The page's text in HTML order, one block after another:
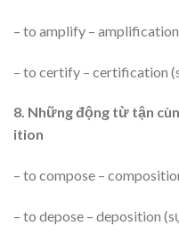
– to amplify –
– to certify – certification
8. Những động từ tận
ition
– to compose –
– to depose – deposition